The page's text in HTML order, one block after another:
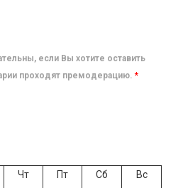
если Вы хотите оставить
проходят премодерацию. *
Чт Пт Сб Вс